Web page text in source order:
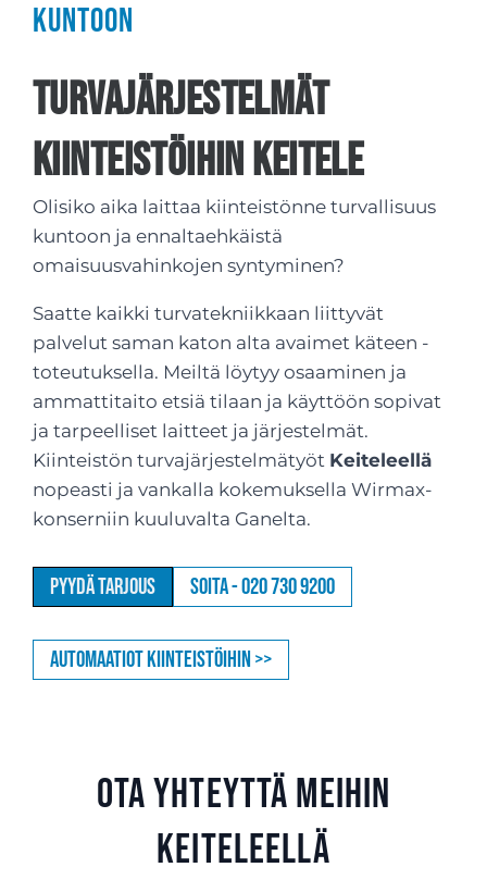
kuntoon
Turvajärjestelmät
kiinteistöihin Keitele
Olisiko aika laittaa kiinteistönne turvallisuus
kuntoon ja ennaltaehkäistä
omaisuusvahinkojen syntyminen?
Saatte kaikki turvatekniikkaan liittyvät
palvelut saman katon alta avaimet käteen -
toteutuksella. Meiltä löytyy osaaminen ja
ammattitaito etsiä tilaan ja käyttöön sopivat
ja tarpeelliset laitteet ja järjestelmät.
Kiinteistön turvajärjestelmätyöt Keiteleellä
nopeasti ja vankalla kokemuksella Wirmax-
konserniin kuuluvalta Ganelta.
Pyydä tarjous Soita - 020 730 9200
Automaatiot kiinteistöihin >>
Ota yhteyttä meihin
Keiteleellä